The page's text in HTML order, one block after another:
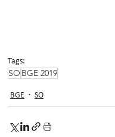
Tags:
SO BGE 2019
BGE SO